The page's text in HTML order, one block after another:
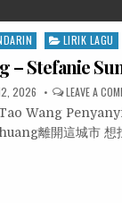
LIRIK LAGU
– Stefanie
2026 LEAVE A
Wang
離開這城市